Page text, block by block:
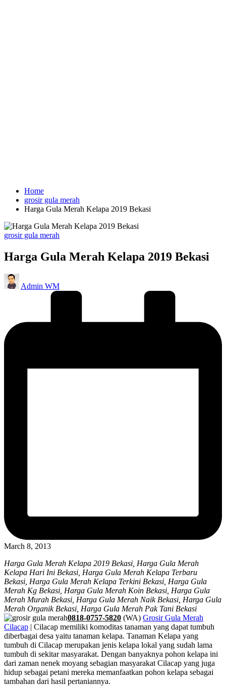
Home
grosir gula merah
Harga Gula Merah Kelapa 2019 Bekasi
Posted
grosir gula merah
Harga Gula Merah Kelapa 2019 Bekasi
Posted
by
Admin WM
March 8, 2013
Harga Gula Merah Kelapa 2019 Bekasi, Harga Gula Merah
Kelapa Hari Ini Bekasi, Harga Gula Merah Kelapa Terbaru
Bekasi, Harga Gula Merah Kelapa Terkini Bekasi, Harga Gula
Merah Kg Bekasi, Harga Gula Merah Koin Bekasi, Harga Gula
Merah Murah Bekasi, Harga Gula Merah Naik Bekasi, Harga Gula
Merah Organik Bekasi, Harga Gula Merah Pak Tani Bekasi
0818-0757-5820 (WA) Grosir Gula Merah
Cilacap | Cilacap memiliki komoditas tanaman yang dapat tumbuh
diberbagai desa yaitu tanaman kelapa. Tanaman Kelapa yang
tumbuh di Cilacap merupakan jenis kelapa lokal yang sudah lama
tumbuh di sekitar masyarakat. Dengan banyaknya pohon kelapa ini
dari zaman nenek moyang sebagian masyarakat Cilacap yang juga
hidup sebagai petani mereka memanfaatkan pohon kelapa sebagai
tambahan dari hasil pertaniannya.